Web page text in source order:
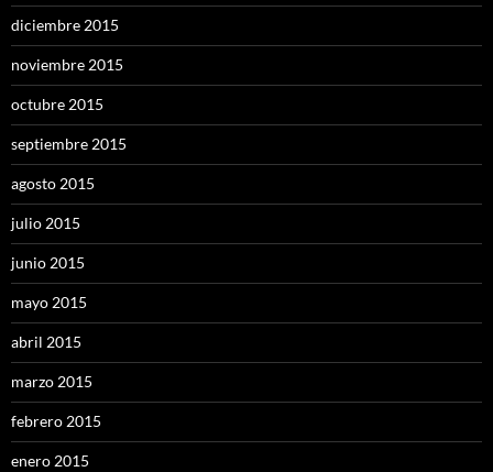
diciembre 2015
noviembre 2015
octubre 2015
septiembre 2015
agosto 2015
julio 2015
junio 2015
mayo 2015
abril 2015
marzo 2015
febrero 2015
enero 2015